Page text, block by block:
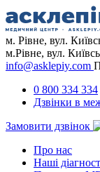
м. Рівне, вул.
м.Рівне, вул.
info@asklepiy.com
0 800 334 334
Дзвінки в
Замовити дзвінок
Про нас
Наші